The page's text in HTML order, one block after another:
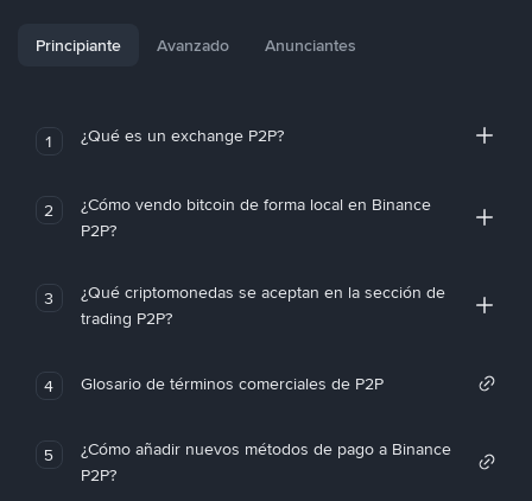
Principiante Avanzado Anunciantes
1 ¿Qué es un exchange P2P?
2
¿Cómo vendo bitcoin de forma local en Binance
P2P?
3
¿Qué criptomonedas se aceptan en la sección de
trading P2P?
4 Glosario de términos comerciales de P2P
5
¿Cómo añadir nuevos métodos de pago a Binance
P2P?